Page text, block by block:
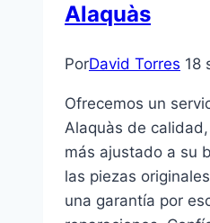
Alaquàs
PorDavid Torres 18
Ofrecemos un
Alaquàs de
más ajustado a su
las piezas
una garantía por